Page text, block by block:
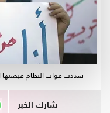
شددت قوات النظام قبضتها
شارك الخبر